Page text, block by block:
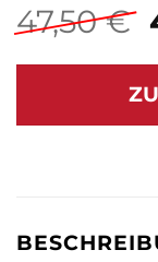
47,50€